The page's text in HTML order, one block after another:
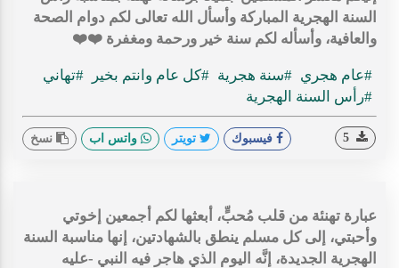
السنة الهجرية المباركة وأسأل الله تعالى لكم دوام الصحة
والعافية، وأسأله لكم سنة خير ورحمة ومغفرة ❤️❤️
#عام هجري #سنة هجرية #كل عام وانتم بخير
#تهاني
#رأس السنة الهجرية
فيسبوك تويتر واتس اب نسخ
عبارة تهنئة من قلب مُحبٍّ، أبعثها لكم أجمعين إخوتي
وأحبتي، إلى كل مسلم ينطق بالشهادتين، إنها مناسبة السنة
الهجرية الجديدة، إنَّه اليوم الذي هاجر فيه النبي -عليه